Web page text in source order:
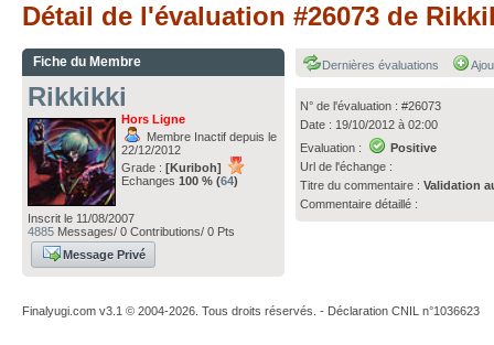
Détail de l'évaluation #26073 de
Fiche du Membre
Rikkikki
Hors Ligne
Membre Inactif depuis le
22/12/2012
Grade : [Kuriboh]
Echanges 100 % (64)
Inscrit le 11/08/2007
4885 Messages/ 0 Contributions/ 0 Pts
Message Privé
Dernières évaluations
N° de l'évaluation : #26073
Date : 19/10/2012 à 02:00
Evaluation :
Positive
Url de l'échange :
Titre du commentaire :Validation
Commentaire détaillé :
Finalyugi.com v3.1 © 2004-2026. Tous droits réservés. - Déclaration CNIL n°1036623